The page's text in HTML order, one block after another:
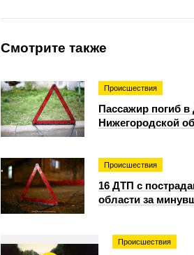
Смотрите также
Происшествия
Пассажир погиб
Нижегородской
Происшествия
16 ДТП с
области за
Происшествия